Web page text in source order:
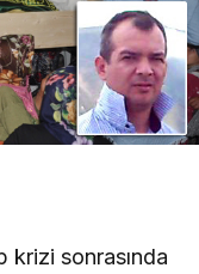
krizi sonrasında